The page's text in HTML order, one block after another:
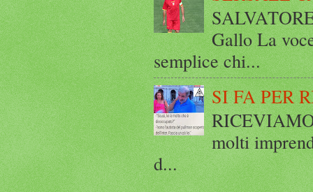
Gallo La
semplice chi...
SI FA PER
molti
d...